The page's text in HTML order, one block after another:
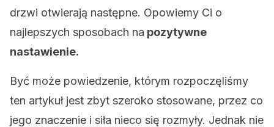
drzwi otwierają następne. Opowiemy Ci o
najlepszych sposobach na pozytywne
nastawienie.
Być może powiedzenie, którym rozpoczęliśmy
ten artykuł jest zbyt szeroko stosowane, przez co
jego znaczenie i siła nieco się rozmyły. Jednak nie